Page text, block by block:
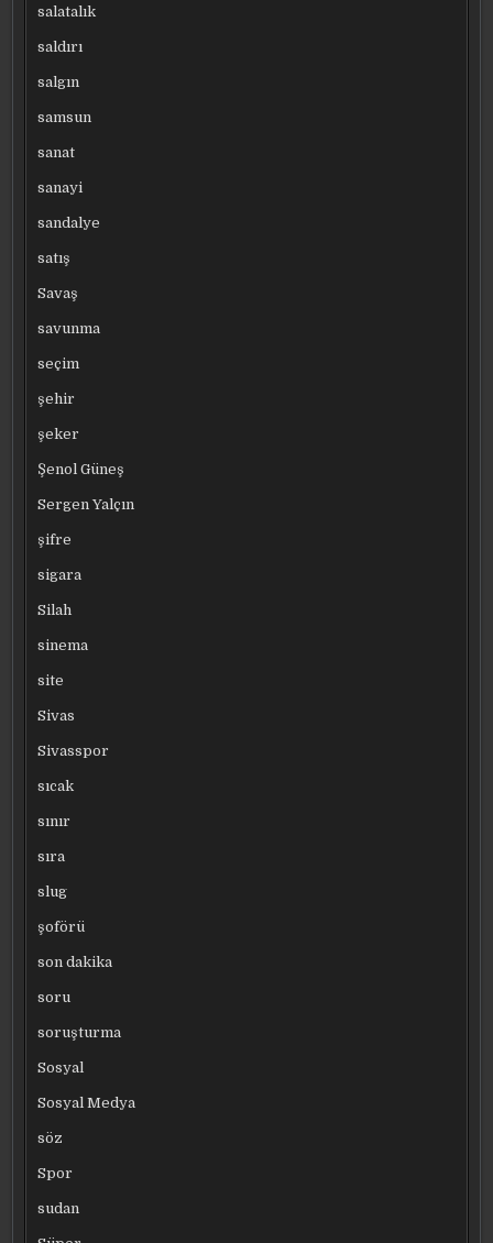
salatalık
saldırı
salgın
samsun
sanat
sanayi
sandalye
satış
Savaş
savunma
seçim
şehir
şeker
Şenol Güneş
Sergen Yalçın
şifre
sigara
Silah
sinema
site
Sivas
Sivasspor
sıcak
sınır
sıra
slug
şoförü
son dakika
soru
soruşturma
Sosyal
Sosyal Medya
söz
Spor
sudan